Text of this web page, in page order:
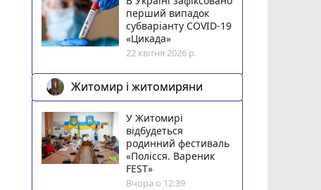
перший випадок
субваріанту COVID-19
«Цикада»
22 квітня 2026 р.
Житомир і житомиряни
У Житомирі
відбудеться
родинний фестиваль
«Полісся. Вареник
FEST»
Вчора о 12:39